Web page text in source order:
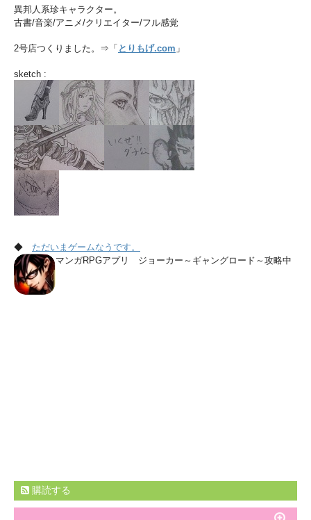
異邦人系珍キャラクター。
古書/音楽/アニメ/クリエイター/フル感覚
2号店つくりました。⇒「 とりもげ.com 」
sketch :
◆ ただいまゲームなうです。
マンガRPGアプリ ジョーカー～ギャングロード～攻略中
購読する